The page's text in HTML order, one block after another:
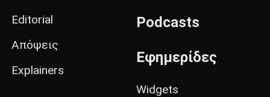
Editorial
Απόψεις
Explainers
Podcasts
Εφημερίδες
Widgets